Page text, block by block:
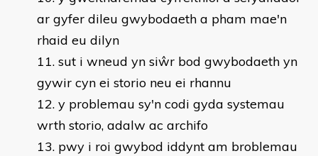
ar gyfer dileu gwybodaeth a pham mae'n
rhaid eu dilyn
sut i wneud yn siŵr bod gwybodaeth yn
gywir cyn ei storio neu ei rhannu
y problemau sy'n codi gyda systemau
wrth storio, adalw ac archifo
pwy i roi gwybod iddynt am broblemau